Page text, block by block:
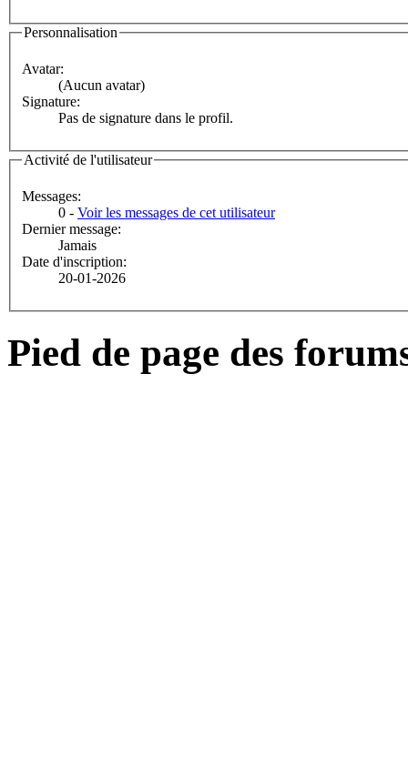
Personnalisation
Avatar:
(Aucun avatar)
Signature:
Pas de signature dans le profil.
Activité de l'utilisateur
Messages:
0 - Voir les messages de cet utilisateur
Dernier message:
Jamais
Date d'inscription:
20-01-2026
Pied de page des